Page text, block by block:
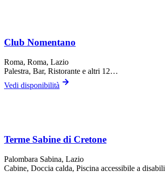
Club Nomentano
Roma, Roma, Lazio
Palestra, Bar, Ristorante e altri 12…
Vedi disponibilità
Terme Sabine di Cretone
Palombara Sabina, Lazio
Cabine, Doccia calda, Piscina accessibile a disabili